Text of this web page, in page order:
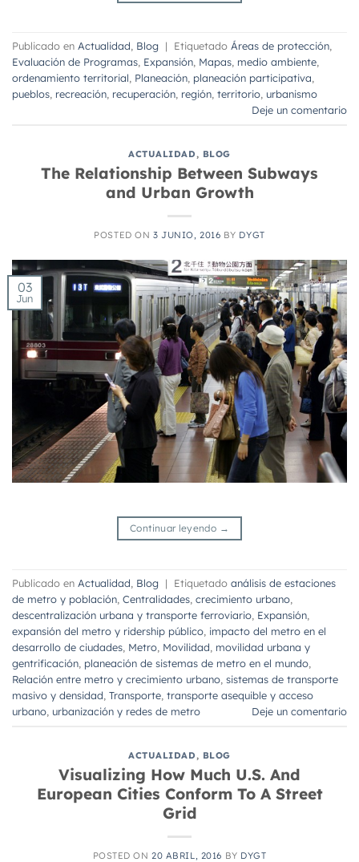
Publicado en Actualidad, Blog | Etiquetado Áreas de protección,
Evaluación de Programas, Expansión, Mapas, medio ambiente,
ordenamiento territorial, Planeación, planeación participativa,
pueblos, recreación, recuperación, región, territorio, urbanismo
Deje un comentario
ACTUALIDAD, BLOG
The Relationship Between Subways
and Urban Growth
POSTED ON 3 JUNIO, 2016 BY DYGT
03
Jun
Continuar leyendo →
Publicado en Actualidad, Blog | Etiquetado análisis de estaciones
de metro y población, Centralidades, crecimiento urbano,
descentralización urbana y transporte ferroviario, Expansión,
expansión del metro y ridership público, impacto del metro en el
desarrollo de ciudades, Metro, Movilidad, movilidad urbana y
gentrificación, planeación de sistemas de metro en el mundo,
Relación entre metro y crecimiento urbano, sistemas de transporte
masivo y densidad, Transporte, transporte asequible y acceso
urbano, urbanización y redes de metro Deje un comentario
ACTUALIDAD, BLOG
Visualizing How Much U.S. And
European Cities Conform To A Street
Grid
POSTED ON20 ABRIL, 2016 BY DYGT